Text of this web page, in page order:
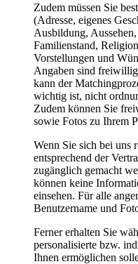
Zudem müssen Sie
(Adresse, eigenes
Ausbildung,
Familienstand,
Vorstellungen und
Angaben sind
kann der
wichtig ist, nicht
Zudem können Sie
sowie Fotos zu Ihrem
Wenn Sie sich bei uns
entsprechend der
zugänglich gemacht
können keine
einsehen. Für alle
Benutzername und
Ferner erhalten Sie
personalisierte bzw.
Ihnen ermöglichen